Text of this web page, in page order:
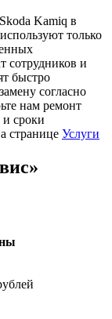
Kamiq в
только
сотрудников и
быстро
согласно
нам ремонт
сроки
странице Услуги